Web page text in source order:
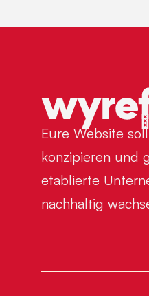
Eure Website
konzipieren und
etablierte
nachhaltig